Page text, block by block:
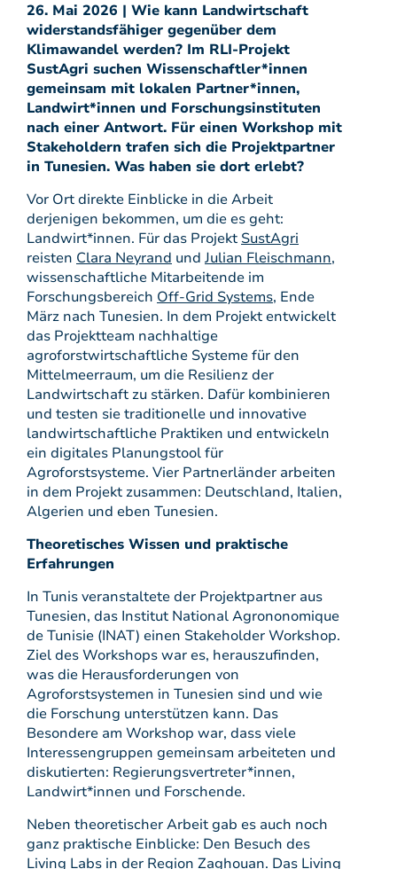
26. Mai 2026 | Wie kann Landwirtschaft
widerstandsfähiger gegenüber dem
Klimawandel werden? Im RLI-Projekt
SustAgri suchen Wissenschaftler*innen
gemeinsam mit lokalen Partner*innen,
Landwirt*innen und Forschungsinstituten
nach einer Antwort. Für einen Workshop mit
Stakeholdern trafen sich die Projektpartner
in Tunesien. Was haben sie dort erlebt?
Vor Ort direkte Einblicke in die Arbeit
derjenigen bekommen, um die es geht:
Landwirt*innen. Für das Projekt SustAgri
reisten Clara Neyrand und Julian Fleischmann,
wissenschaftliche Mitarbeitende im
Forschungsbereich Off-Grid Systems, Ende
März nach Tunesien. In dem Projekt entwickelt
das Projektteam nachhaltige
agroforstwirtschaftliche Systeme für den
Mittelmeerraum, um die Resilienz der
Landwirtschaft zu stärken. Dafür kombinieren
und testen sie traditionelle und innovative
landwirtschaftliche Praktiken und entwickeln
ein digitales Planungstool für
Agroforstsysteme. Vier Partnerländer arbeiten
in dem Projekt zusammen: Deutschland, Italien,
Algerien und eben Tunesien.
Theoretisches Wissen und praktische
Erfahrungen
In Tunis veranstaltete der Projektpartner aus
Tunesien, das Institut National Agrononomique
de Tunisie (INAT) einen Stakeholder Workshop.
Ziel des Workshops war es, herauszufinden,
was die Herausforderungen von
Agroforstsystemen in Tunesien sind und wie
die Forschung unterstützen kann. Das
Besondere am Workshop war, dass viele
Interessengruppen gemeinsam arbeiteten und
diskutierten: Regierungsvertreter*innen,
Landwirt*innen und Forschende.
Neben theoretischer Arbeit gab es auch noch
ganz praktische Einblicke: Den Besuch des
Living Labs in der Region Zaghouan. Das Living